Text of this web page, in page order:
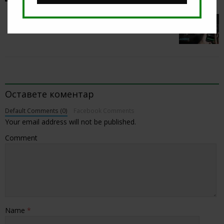
NEXT
Оставете коментар
Default Comments (0)
Your email address will not be published.
Comment
Name *